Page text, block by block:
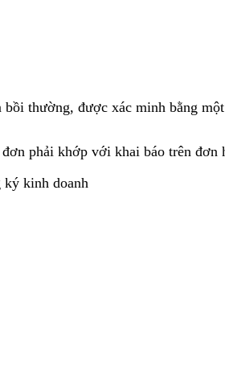
thường, được xác minh bằng
phải khớp với khai báo trên đơn
ký kinh doanh